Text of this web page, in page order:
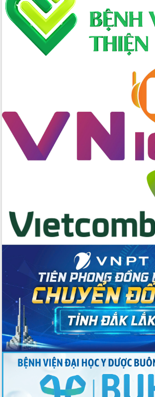
Ứng dụng sinh trắc học - Bước tiến
trong hành trình chuyển đổi số tại Đắk
Lắk
Đắk Lắk nâng cao hiệu quả công tác
Đảng từ Sổ tay đảng viên điện tử
cấp xã
Đắk Lắk phát động hưởng ứng Ngày
Quyền của người tiêu dùng Việt Nam
2026
Đẩy mạnh cải cách hành chính, quyết
Phó Bí thư Tỉnh ủy Đắk Lắk Đỗ Hữu
Huy giữ chức Bí thư Đảng ủy Ủy Ban
Nhân dân tỉnh
Bệnh án điện tử thúc đẩy chuyển đổi
Chuyển đổi số thư viện: Mở rộng
không gian tri thức trong thời đại số
Đánh giá, rút kinh nghiệm công tác tổ
chức diễn tập trước ngày bầu cử
Chương trình “Gặp gỡ hữu nghị –
Friendship Meeting New Year 2026”
Bầu cử Quốc hội và HĐND: Cử tri Đắk
Lắk gửi gắm niềm tin, kỳ vọng vào lá
phiếu
Đắk Lắk sẵn sàng các điều kiện cho
Ngày hội bầu cử đại biểu Quốc hội
khóa XVI và HĐND các cấp nhiệm kỳ